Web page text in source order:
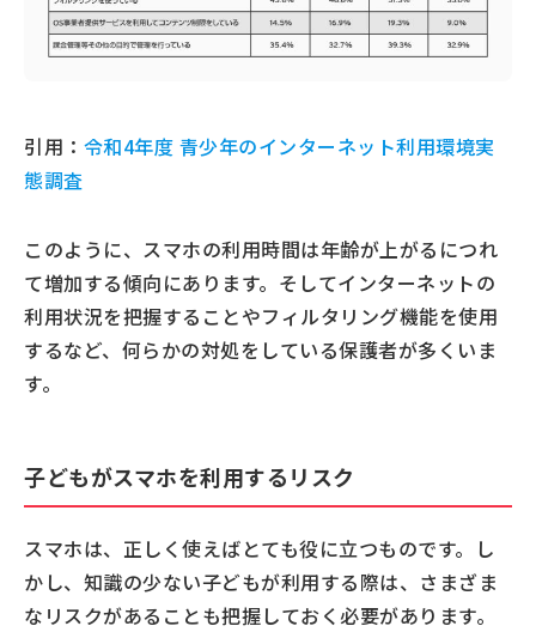
引用： 令和4年度 青少年のインターネット利用環境実
態調査
このように、スマホの利用時間は年齢が上がるにつれ
て増加する傾向にあります。そしてインターネットの
利用状況を把握することやフィルタリング機能を使用
するなど、何らかの対処をしている保護者が多くいま
す。
子どもがスマホを利用するリスク
スマホは、正しく使えばとても役に立つものです。し
かし、知識の少ない子どもが利用する際は、さまざま
なリスクがあることも把握しておく必要があります。